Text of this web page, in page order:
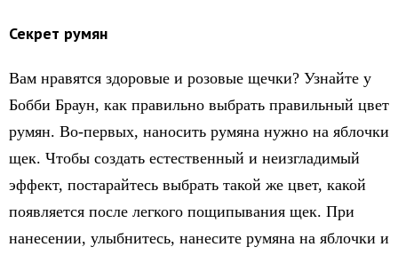
Секрет румян
Вам нравятся здоровые и розовые щечки? Узнайте у
Бобби Браун, как правильно выбрать правильный цвет
румян. Во-первых, наносить румяна нужно на яблочки
щек. Чтобы создать естественный и неизгладимый
эффект, постарайтесь выбрать такой же цвет, какой
появляется после легкого пощипывания щек. При
нанесении, улыбнитесь, нанесите румяна на яблочки и